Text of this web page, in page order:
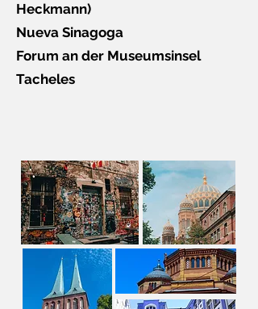
Heckmann)
Nueva Sinagoga
Forum an der Museumsinsel
Tacheles